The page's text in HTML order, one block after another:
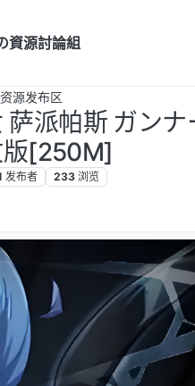
資源討論組
资源发布区
派帕斯 ガンナ
版[250M]
发布者 233 浏览